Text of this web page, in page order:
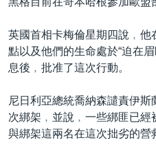
英國首相卡梅倫星期四說﹐
點以及他們的生命處於“迫在
息後﹐批准了這次行動。
尼日利亞總統喬納森譴責伊
次綁架﹐並說﹐一些綁匪已
與綁架這兩名在這次拙劣的營